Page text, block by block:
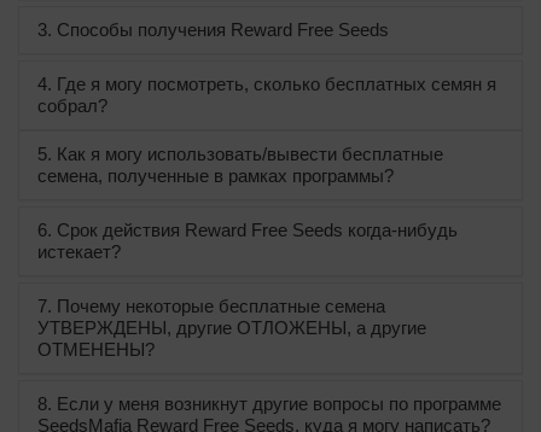
3. Способы получения Reward Free Seeds
4. Где я могу посмотреть, сколько бесплатных семян я
собрал?
5. Как я могу использовать/вывести бесплатные
семена, полученные в рамках программы?
6. Срок действия Reward Free Seeds когда-нибудь
истекает?
7. Почему некоторые бесплатные семена
УТВЕРЖДЕНЫ, другие ОТЛОЖЕНЫ, а другие
ОТМЕНЕНЫ?
8. Если у меня возникнут другие вопросы по программе
SeedsMafia Reward Free Seeds, куда я могу написать?